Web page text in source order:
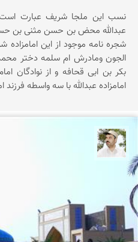
نسب این ملجا شریف عبارت است
عبدالله محض بن حسن مثنی بن
شجره نامه موجود از این امامزاده
الجون ومادرش ام سلمه دختر
بکر بن ابی قحافه و از نوادگان
امامزاده عبدالله با سه واسطه